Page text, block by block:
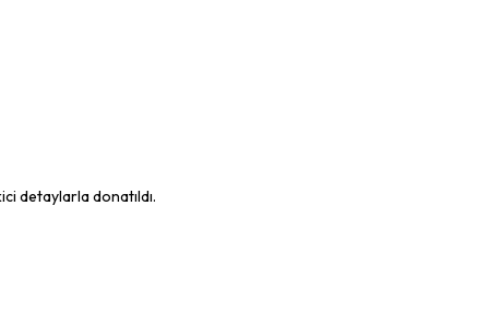
detaylarla donatıldı.